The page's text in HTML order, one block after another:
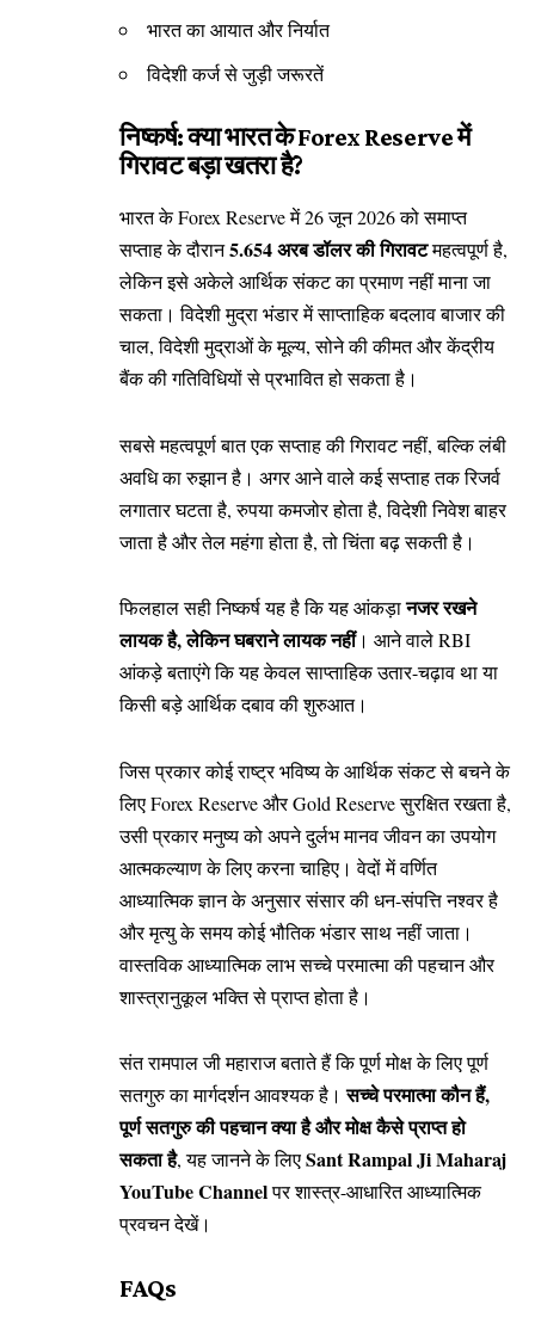
भारत का आयात और निर्यात
विदेशी कर्ज से जुड़ी जरूरतें
निष्कर्ष: क्या भारत के Forex Reserve में
गिरावट बड़ा खतरा है?
भारत के Forex Reserve में 26 जून 2026 को समाप्त
सप्ताह के दौरान5.654 अरब डॉलर की गिरावटमहत्वपूर्ण है,
लेकिन इसे अकेले आर्थिक संकट का प्रमाण नहीं माना जा
सकता। विदेशी मुद्रा भंडार में साप्ताहिक बदलाव बाजार की
चाल, विदेशी मुद्राओं के मूल्य, सोने की कीमत और केंद्रीय
बैंक की गतिविधियों से प्रभावित हो सकता है।
सबसे महत्वपूर्ण बात एक सप्ताह की गिरावट नहीं, बल्कि लंबी
अवधि का रुझान है। अगर आने वाले कई सप्ताह तक रिजर्व
लगातार घटता है, रुपया कमजोर होता है, विदेशी निवेश बाहर
जाता है और तेल महंगा होता है, तो चिंता बढ़ सकती है।
फिलहाल सही निष्कर्ष यह है कि यह आंकड़ानजर रखने
लायक है, लेकिन घबराने लायक नहीं। आने वाले RBI
आंकड़े बताएंगे कि यह केवल साप्ताहिक उतार-चढ़ाव था या
किसी बड़े आर्थिक दबाव की शुरुआत।
जिस प्रकार कोई राष्ट्र भविष्य के आर्थिक संकट से बचने के
लिए Forex Reserve और Gold Reserve सुरक्षित रखता है,
उसी प्रकार मनुष्य को अपने दुर्लभ मानव जीवन का उपयोग
आत्मकल्याण के लिए करना चाहिए। वेदों में वर्णित
आध्यात्मिक ज्ञान के अनुसार संसार की धन-संपत्ति नश्वर है
और मृत्यु के समय कोई भौतिक भंडार साथ नहीं जाता।
वास्तविक आध्यात्मिक लाभ सच्चे परमात्मा की पहचान और
शास्त्रानुकूल भक्ति से प्राप्त होता है।
संत रामपाल जी महाराजबताते हैं कि पूर्ण मोक्ष के लिए पूर्ण
सतगुरु का मार्गदर्शन आवश्यक है।सच्चे परमात्मा कौन हैं,
पूर्ण सतगुरु की पहचान क्या है और मोक्ष कैसे प्राप्त हो
सकता है, यह जानने के लिएSant Rampal Ji Maharaj
YouTube Channelपर शास्त्र-आधारित आध्यात्मिक
प्रवचन देखें।
FAQs